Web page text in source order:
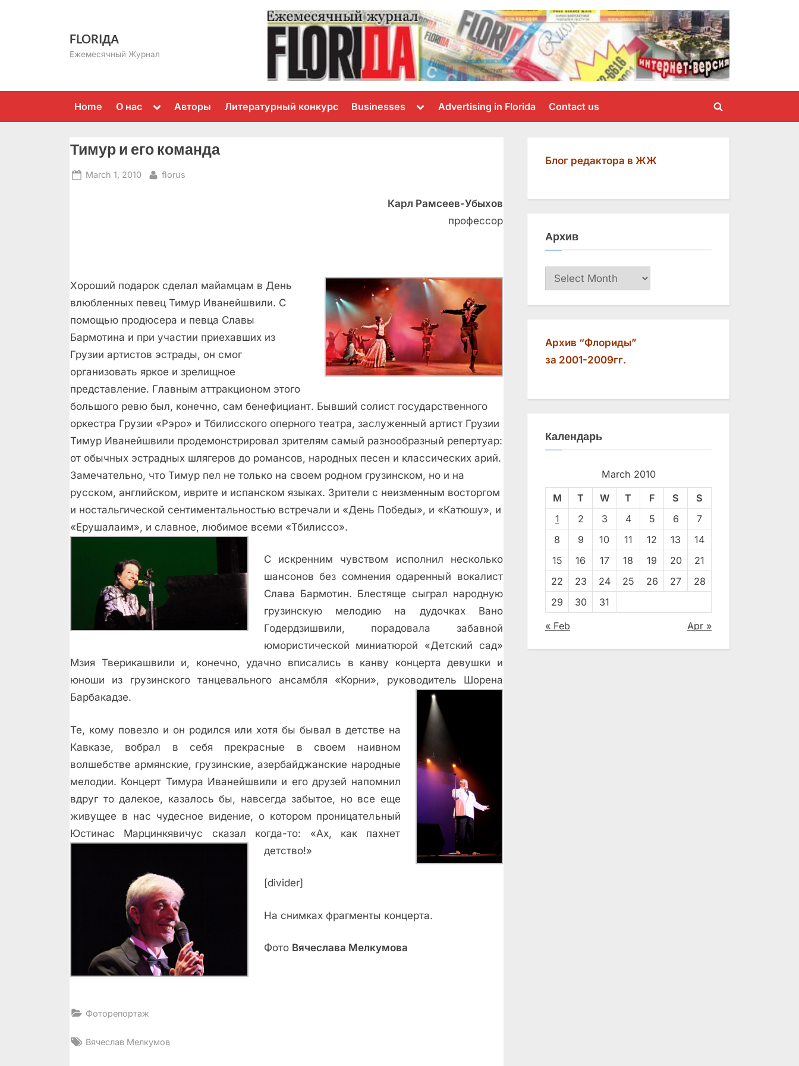
FLORIДА
Ежемесячный Журнал
Home О нас
Toggle
menu
Авторы Литературный конкурс Businesses
Toggle
menu
Advertising in Florida Contact us
Toggle
Тимур и его команда
Posted
March 1, 2010 By
florus
Карл Рамсеев-Убыхов
профессор
Хороший подарок сделал майамцам в День
влюбленных певец Тимур Иванейшвили. С
помощью продюсера и певца Славы
Бармотина и при участии приехавших из
Грузии артистов эстрады, он смог
организовать яркое и зрелищное
представление. Главным аттракционом этого
большого ревю был, конечно, сам бенефициант. Бывший солист государственного
оркестра Грузии «Рэро» и Тбилисского оперного театра, заслуженный артист Грузии
Тимур Иванейшвили продемонстрировал зрителям самый разнообразный репертуар:
от обычных эстрадных шлягеров до романсов, народных песен и классических арий.
Замечательно, что Тимур пел не только на своем родном грузинском, но и на
русском, английском, иврите и испанском языках. Зрители с неизменным восторгом
и ностальгической сентиментальностью встречали и «День Победы», и «Катюшу», и
«Ерушалаим», и славное, любимое всеми «Тбилиссо».
С искренним чувством исполнил несколько
шансонов без сомнения одаренный вокалист
Слава Бармотин. Блестяще сыграл народную
грузинскую мелодию на дудочках Вано
Годердзишвили, порадовала забавной
юмористической миниатюрой «Детский сад»
Мзия Тверикашвили и, конечно, удачно вписались в канву концерта девушки и
юноши из грузинского танцевального ансамбля «Корни», руководитель Шорена
Барбакадзе.
Те, кому повезло и он родился или хотя бы бывал в детстве на
Кавказе, вобрал в себя прекрасные в своем наивном
волшебстве армянские, грузинские, азербайджанские народные
мелодии. Концерт Тимура Иванейшвили и его друзей напомнил
вдруг то далекое, казалось бы, навсегда забытое, но все еще
живущее в нас чудесное видение, о котором проницательный
Юстинас Марцинкявичус сказал когда-то: «Ах, как пахнет
детство!»
[divider]
На снимках фрагменты концерта.
Фото Вячеслава Мелкумова
Фоторепортаж
Tags:
Вячеслав Мелкумов
Блог редактора в ЖЖ
Архив
Архив
Архив “Флориды”
за 2001-2009гг.
Календарь
March 2010
M T W T F S
S
1
2 3 4 5 6
7
8
9 10 11 12 13
14
15
16 17 18 19 20
21
22
23 24 25 26 27
28
29
30 31
« Feb Apr »